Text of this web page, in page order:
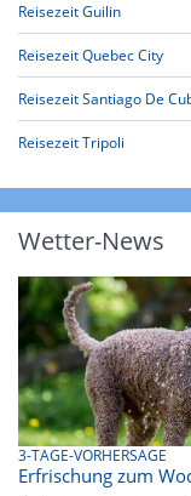
Reisezeit Guilin
Reisezeit Quebec City
Reisezeit Santiago De
Reisezeit Tripoli
Wetter-News
3-TAGE-VORHERSAGE
Erfrischung zum